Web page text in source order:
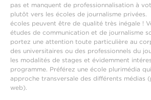
pas et manquent de professionnalisation à
plutôt vers les écoles de journalisme privées.
écoles peuvent être de qualité très inégale !
études de communication et de journalisme
portez une attention toute particulière au
des universitaires ou des professionnels du
les modalités de stages et évidemment
programme. Préférez une école plurimédia
approche transversale des différents médias
web).